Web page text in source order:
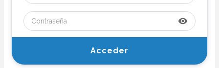
visibility